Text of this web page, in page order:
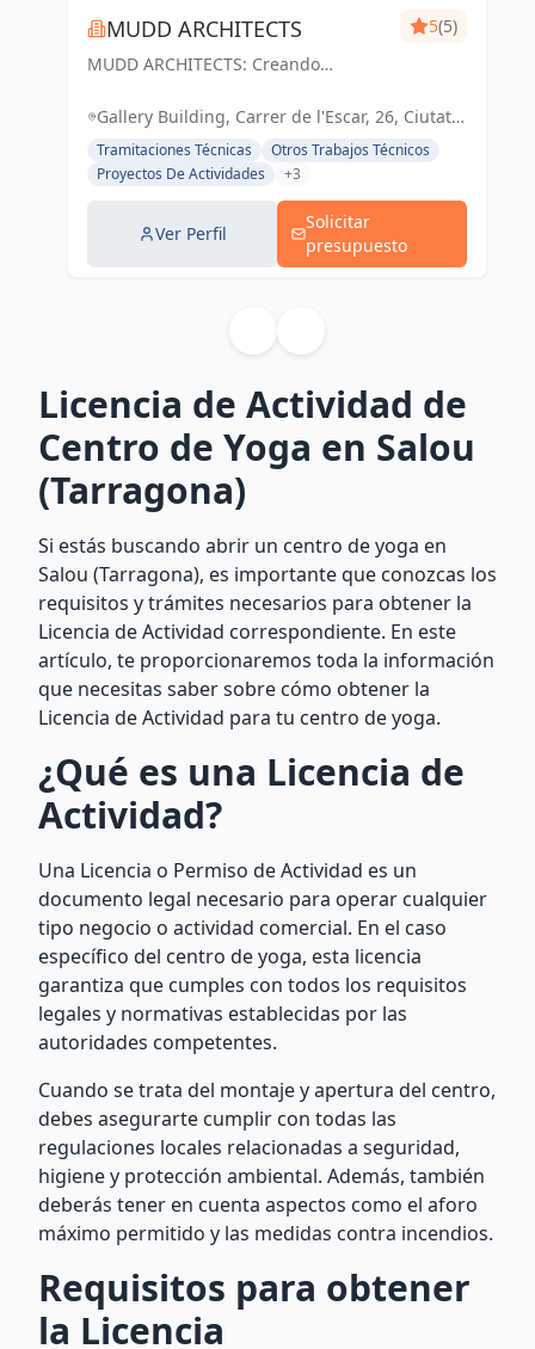
MUDD ARCHITECTS
MUDD ARCHITECTS: Creando
innovador y pasión. Tu visión,
nuestra realidad.
5(5)
Gallery Building, Carrer de l'Escar, 26, Ciutat
Vella, 08039 Barcelona, España, España
Tramitaciones Técnicas
Otros Trabajos Técnicos
Proyectos De Actividades
+3
Ver Perfil
Solicitar
presupuesto
Licencia de Actividad de
Centro de Yoga en Salou
(Tarragona)
Si estás buscando abrir un centro de yoga en
Salou (Tarragona), es importante que conozcas los
requisitos y trámites necesarios para obtener la
Licencia de Actividad correspondiente. En este
artículo, te proporcionaremos toda la información
que necesitas saber sobre cómo obtener la
Licencia de Actividad para tu centro de yoga.
¿Qué es una Licencia de
Actividad?
Una Licencia o Permiso de Actividad es un
documento legal necesario para operar cualquier
tipo negocio o actividad comercial. En el caso
específico del centro de yoga, esta licencia
garantiza que cumples con todos los requisitos
legales y normativas establecidas por las
autoridades competentes.
Cuando se trata del montaje y apertura del centro,
debes asegurarte cumplir con todas las
regulaciones locales relacionadas a seguridad,
higiene y protección ambiental. Además, también
deberás tener en cuenta aspectos como el aforo
máximo permitido y las medidas contra incendios.
Requisitos para obtener
la Licencia